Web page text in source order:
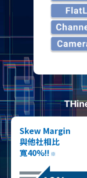
Skew Margin
與他社相比
寬40%!! ※